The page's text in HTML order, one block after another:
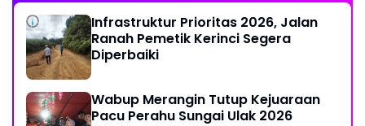
Infrastruktur Prioritas 2026, Jalan
Ranah Pemetik Kerinci Segera
Diperbaiki
Wabup Merangin Tutup Kejuaraan
Pacu Perahu Sungai Ulak 2026